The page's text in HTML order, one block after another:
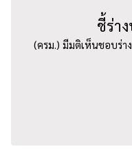
ชี้ร่า
(ครม.) มีมติเห็นชอบร่า